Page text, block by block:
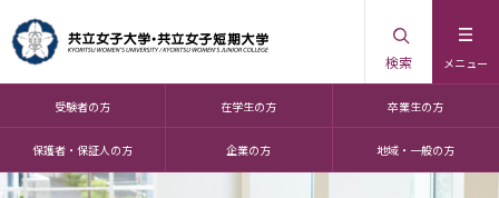
メニュー
検索
受験者の方 在学生の方 卒業生の方
保護者・保証人の方 企業の方 地域・一般の方